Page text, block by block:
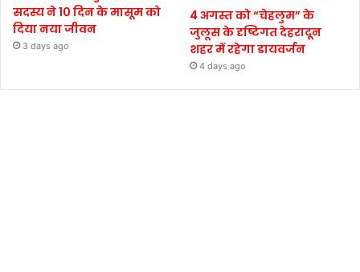
सदस्य ने 10 दिन के मासूम को
दिया नया जीवन
3 days ago
4 अगस्त को “चेहलुम” के
जुलूस के दृष्टिगत देहरादून
शहर में रहेगा डायवर्जन
4 days ago